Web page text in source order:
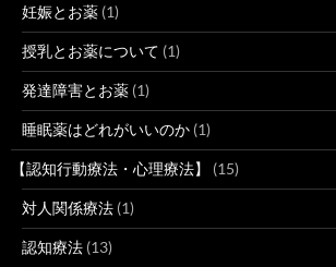
妊娠とお薬 (1)
授乳とお薬について (1)
発達障害とお薬 (1)
睡眠薬はどれがいいのか (1)
【認知行動療法・心理療法】 (15)
対人関係療法 (1)
認知療法 (13)